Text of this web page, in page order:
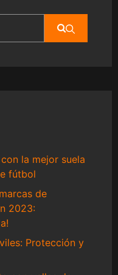
la mejor suela
fútbol
de
2023:
Protección y